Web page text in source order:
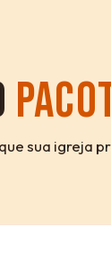
sua igreja